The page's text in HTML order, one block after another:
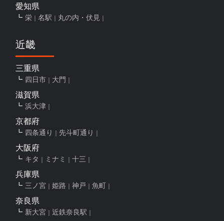
愛知県
栄 名駅 丸の内・伏見
近畿
三重県
四日市 大門
滋賀県
浜大津
京都府
四条通り 先斗町通り
大阪府
キタ ミナミ 十三
兵庫県
三ノ宮 姫路 神戸 魚町
奈良県
新大宮 近鉄奈良駅